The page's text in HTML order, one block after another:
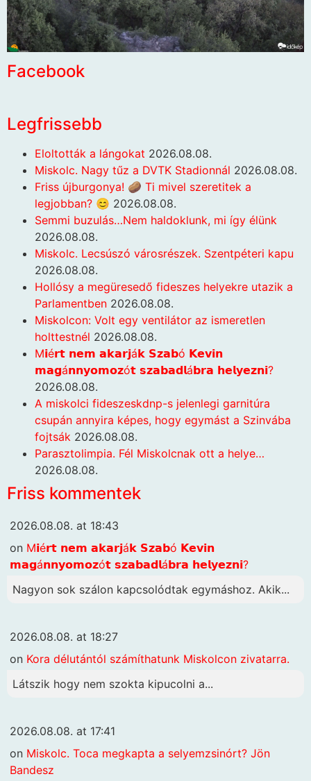
Facebook
Legfrissebb
Eloltották a lángokat 2026.08.08.
Miskolc. Nagy tűz a DVTK Stadionnál 2026.08.08.
Friss újburgonya! 🥔 Ti mivel szeretitek a
legjobban? 😊 2026.08.08.
Semmi buzulás…Nem haldoklunk, mi így élünk
2026.08.08.
Miskolc. Lecsúszó városrészek. Szentpéteri kapu
2026.08.08.
Hollósy a megüresedő fideszes helyekre utazik a
Parlamentben 2026.08.08.
Miskolcon: Volt egy ventilátor az ismeretlen
holttestnél 2026.08.08.
M𝗶é𝗿𝘁 𝗻𝗲𝗺 𝗮𝗸𝗮𝗿𝗷á𝗸 𝗦𝘇𝗮𝗯ó 𝗞𝗲𝘃𝗶𝗻
𝗺𝗮𝗴á𝗻𝗻𝘆𝗼𝗺𝗼𝘇ó𝘁 𝘀𝘇𝗮𝗯𝗮𝗱𝗹á𝗯𝗿𝗮 𝗵𝗲𝗹𝘆𝗲𝘇𝗻𝗶?
2026.08.08.
A miskolci fideszeskdnp-s jelenlegi garnitúra
csupán annyira képes, hogy egymást a Szinvába
fojtsák 2026.08.08.
Parasztolimpia. Fél Miskolcnak ott a helye…
2026.08.08.
Friss kommentek
2026.08.08. at 18:43
on M𝗶é𝗿𝘁 𝗻𝗲𝗺 𝗮𝗸𝗮𝗿𝗷á𝗸 𝗦𝘇𝗮𝗯ó 𝗞𝗲𝘃𝗶𝗻
𝗺𝗮𝗴á𝗻𝗻𝘆𝗼𝗺𝗼𝘇ó𝘁 𝘀𝘇𝗮𝗯𝗮𝗱𝗹á𝗯𝗿𝗮 𝗵𝗲𝗹𝘆𝗲𝘇𝗻𝗶?
Nagyon sok szálon kapcsolódtak egymáshoz. Akik...
2026.08.08. at 18:27
on Kora délutántól számíthatunk Miskolcon zivatarra.
Látszik hogy nem szokta kipucolni a...
2026.08.08. at 17:41
on Miskolc. Toca megkapta a selyemzsinórt? Jön
Bandesz